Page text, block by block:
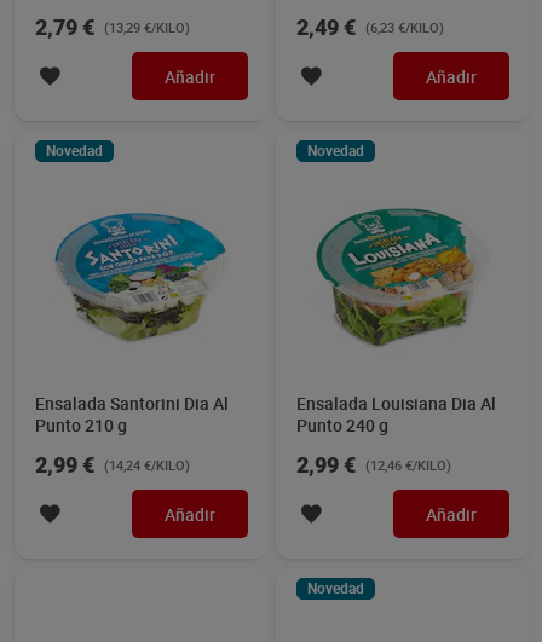
2,79 € (13,29 €/KILO)
Añadir
2,49 € (6,23 €/KILO)
Añadir
Novedad
Ensalada Santorini Dia Al
Punto 210 g
2,99 € (14,24 €/KILO)
Añadir
Novedad
Ensalada Louisiana Dia Al
Punto 240 g
2,99 € (12,46 €/KILO)
Añadir
Novedad